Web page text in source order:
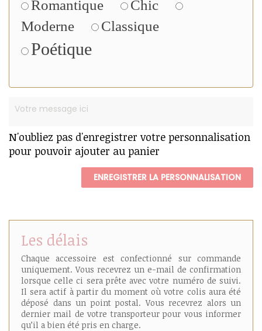
Romantique
Chic
Moderne
Classique
Poétique
N'oubliez pas d'enregistrer votre personnalisation
pour pouvoir ajouter au panier
ENREGISTRER LA PERSONNALISATION
Les délais
Chaque accessoire est confectionné sur commande
uniquement. Vous recevrez un e-mail de confirmation
lorsque celle ci sera prête avec votre numéro de suivi.
Il sera actif à partir du moment où votre colis aura été
déposé dans un point postal. Vous recevrez alors un
dernier mail de votre transporteur pour vous informer
qu’il a bien été pris en charge.